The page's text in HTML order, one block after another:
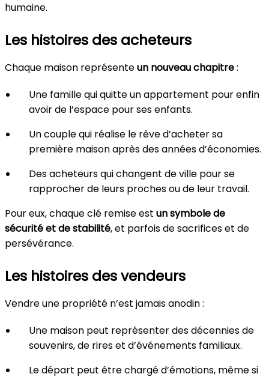
humaine.
Les histoires des acheteurs
Chaque maison représenteun nouveau chapitre:
Une famille qui quitte un appartement pour enfin
avoir de l’espace pour ses enfants.
Un couple qui réalise le rêve d’acheter sa
première maison après des années d’économies.
Des acheteurs qui changent de ville pour se
rapprocher de leurs proches ou de leur travail.
Pour eux, chaque clé remise est un symbole de
sécurité et de stabilité, et parfois de sacrifices et de
persévérance.
Les histoires des vendeurs
Vendre une propriété n’est jamais anodin :
Une maison peut représenter des décennies de
souvenirs, de rires et d’événements familiaux.
Le départ peut être chargé d’émotions, même si